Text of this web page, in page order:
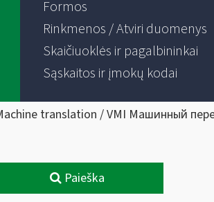
Formos
Rinkmenos / Atviri duomenys
Skaičiuoklės ir pagalbininkai
Sąskaitos ir įmokų kodai
translation / VMI Машинный
Paieška